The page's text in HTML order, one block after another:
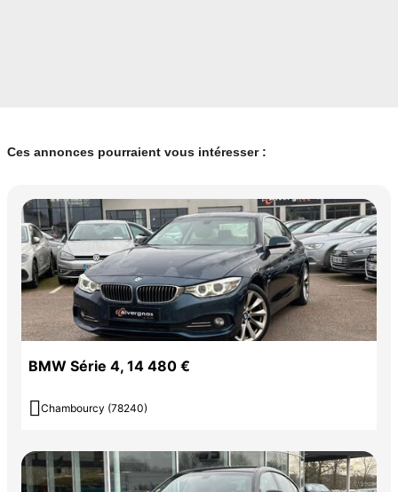
Ces annonces pourraient vous intéresser :
BMW Série 4, 14 480 €
 Chambourcy (78240)